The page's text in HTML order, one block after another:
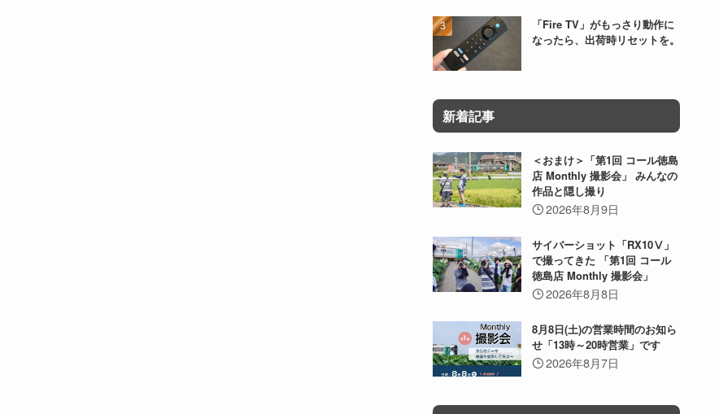
「Fire TV」がもっさり動作に
なったら、出荷時リセットを。
新着記事
＜おまけ＞「第1回 コール徳島
店 Monthly 撮影会」 みんなの
作品と隠し撮り
2026年8月9日
サイバーショット「RX10Ⅴ」
で撮ってきた 「第1回 コール
徳島店 Monthly 撮影会」
2026年8月8日
8月8日(土)の営業時間のお知ら
せ「13時～20時営業」です
2026年8月7日